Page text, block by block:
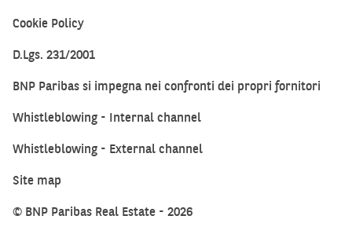
Cookie Policy
D.Lgs. 231/2001
BNP Paribas si impegna nei confronti dei propri fornitori
Whistleblowing - Internal channel
Whistleblowing - External channel
Site map
© BNP Paribas Real Estate - 2026